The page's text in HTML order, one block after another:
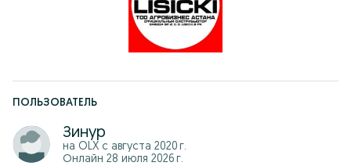
ПОЛЬЗОВАТЕЛЬ
Зинур
на OLX с августа 2020 г.
Онлайн 28 июля 2026 г.